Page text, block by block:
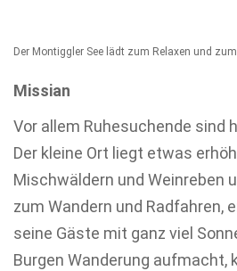
Der Montiggler See lädt zum Relaxen und
Missian
Vor allem Ruhesuchende sind
Der kleine Ort liegt etwas
Mischwäldern und Weinreben
zum Wandern und Radfahren,
seine Gäste mit ganz viel
Burgen Wanderung aufmacht,